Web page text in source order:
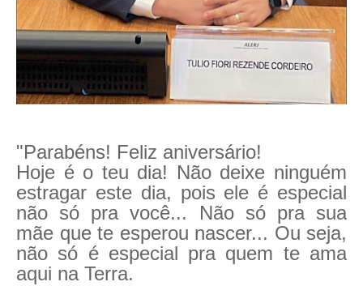
"Parabéns! Feliz aniversário!
Hoje é o teu dia! Não deixe ninguém
estragar este dia, pois ele é especial
não só pra você... Não só pra sua
mãe que te esperou nascer... Ou seja,
não só é especial pra quem te ama
aqui na Terra.